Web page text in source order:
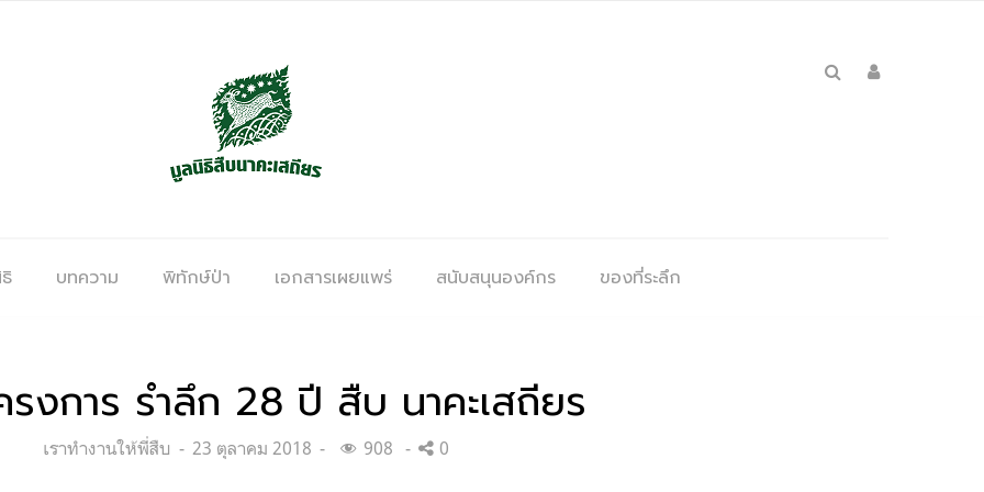
บทความ พิทักษ์ป่า เอกสารเผยแพร่ สนับสนุนองค์กร ของที่ระลึก
รงการ รำลึก 28 ปี สืบ นาคะเสถียร
Categories:
เราทำงานให้พี่สืบ
Posted
23 ตุลาคม 2018 908 0